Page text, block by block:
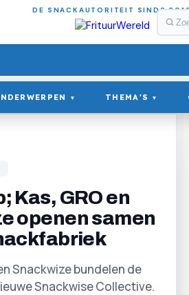
DE SNACKAUTORITEIT SINDS
▾ THEMA'S ▾
Kas, GRO en
openen samen
Snackwize bundelen de
Snackwise Collective.